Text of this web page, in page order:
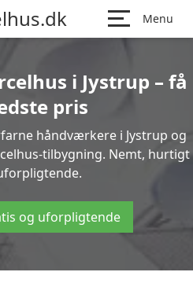
Menu
i Jystrup – få
pris
håndværkere i Jystrup og
tilbygning. Nemt, hurtigt
og uforpligtende